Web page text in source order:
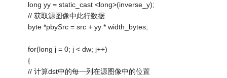
long yy = static_cast <long>(inverse_y);
// 获取源图像中此行数据
byte *pbySrc = src + yy * width_bytes;
for(long j = 0; j < dw; j++)
{
// 计算dst中的每一列在源图像中的位置